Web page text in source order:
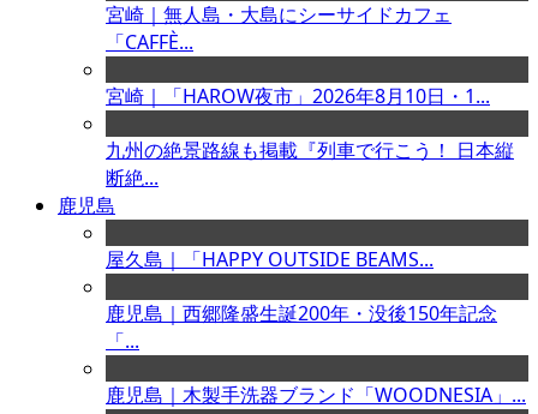
宮崎｜無人島・大島にシーサイドカフェ
「CAFFÈ...
宮崎｜「HAROW夜市」2026年8月10日・1...
九州の絶景路線も掲載『列車で行こう！ 日本縦
断絶...
鹿児島
屋久島｜「HAPPY OUTSIDE BEAMS...
鹿児島｜西郷隆盛生誕200年・没後150年記念
「...
鹿児島｜木製手洗器ブランド「WOODNESIA」...